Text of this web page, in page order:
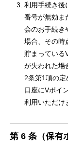
利用手続き後
番号が無効ま
会のお手続き
場合、その時
貯まっている
が失われた場
2条第1項の
口座にVポイ
利用いただけ
第 6 条（保有